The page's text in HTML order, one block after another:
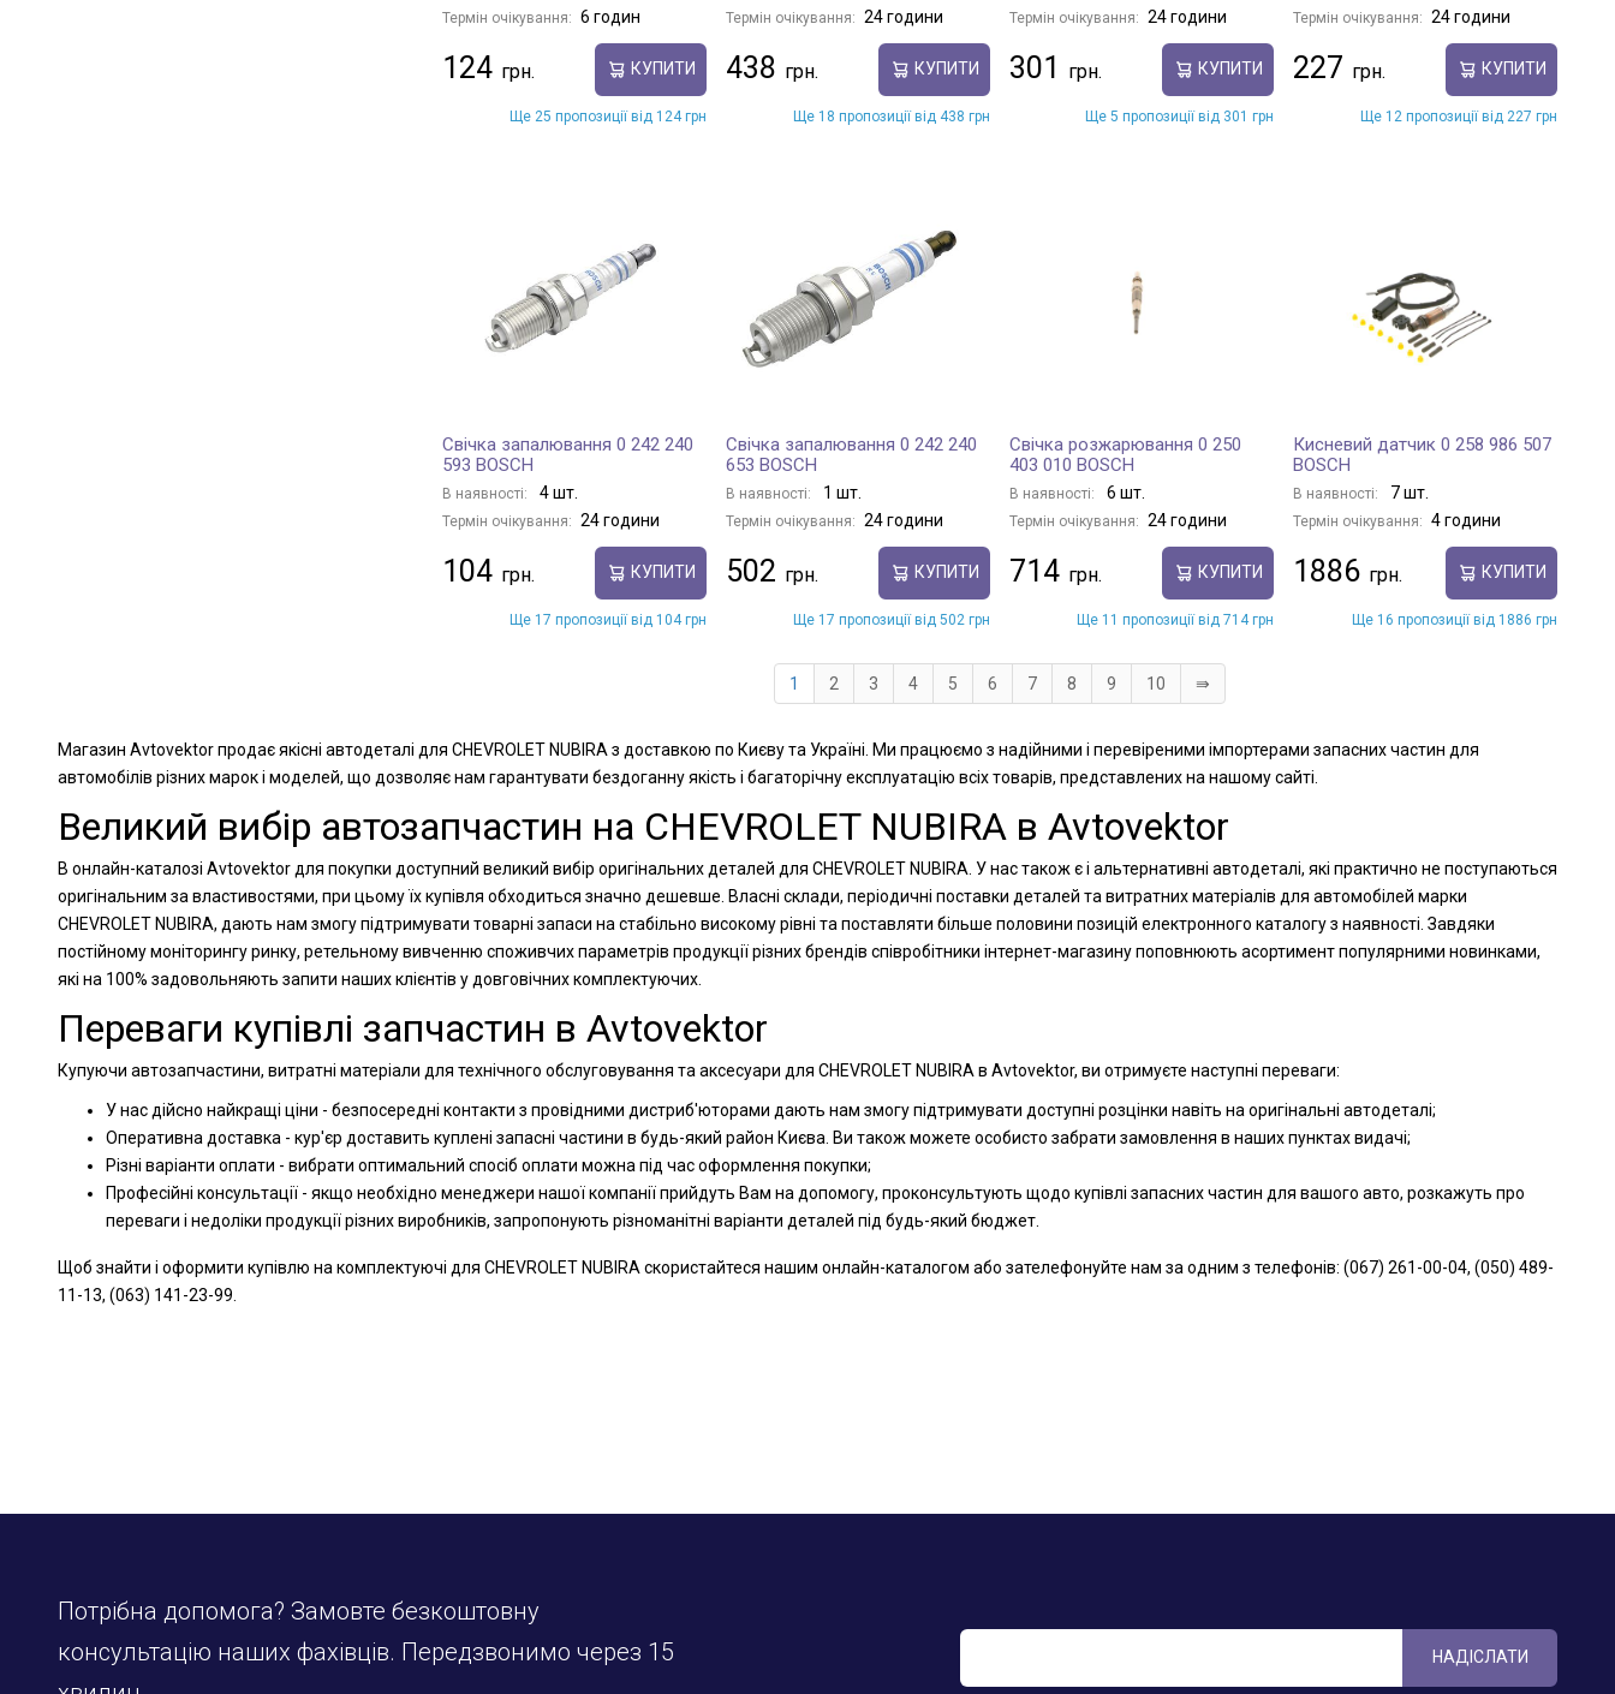
Термін очікування: 6 годин
124 КУПИТИ
Ще 25 пропозиції від 124 грн
Термін очікування: 24 години
438 КУПИТИ
Ще 18 пропозиції від 438 грн
Термін очікування: 24 години
301 КУПИТИ
Ще 5 пропозиції від 301 грн
Термін очікування: 24 години
227 КУПИТИ
Ще 12 пропозиції від 227 грн
Свічка запалювання 0 242 240
593 BOSCH
В наявності: 4 шт.
Термін очікування: 24 години
104 КУПИТИ
Ще 17 пропозиції від 104 грн
Свічка запалювання 0 242 240
653 BOSCH
В наявності: 1 шт.
Термін очікування: 24 години
502 КУПИТИ
Ще 17 пропозиції від 502 грн
Свічка розжарювання 0 250
403 010 BOSCH
В наявності: 6 шт.
Термін очікування: 24 години
714 КУПИТИ
Ще 11 пропозиції від 714 грн
Кисневий датчик 0 258 986 507
BOSCH
В наявності: 7 шт.
Термін очікування: 4 години
1886 КУПИТИ
Ще 16 пропозиції від 1886 грн
1 2 3 4 5 6 7 8 9 10 ⇛
Магазин Avtovektor продає якісні автодеталі для CHEVROLET NUBIRA з доставкою по Києву та Україні. Ми працюємо з надійними і перевіреними імпортерами запасних частин для
автомобілів різних марок і моделей, що дозволяє нам гарантувати бездоганну якість і багаторічну експлуатацію всіх товарів, представлених на нашому сайті.
Великий вибір автозапчастин на CHEVROLET NUBIRA в Avtovektor
В онлайн-каталозі Avtovektor для покупки доступний великий вибір оригінальних деталей для CHEVROLET NUBIRA. У нас також є і альтернативні автодеталі, які практично не поступаються
оригінальним за властивостями, при цьому їх купівля обходиться значно дешевше. Власні склади, періодичні поставки деталей та витратних матеріалів для автомобілей марки
CHEVROLET NUBIRA, дають нам змогу підтримувати товарні запаси на стабільно високому рівні та поставляти більше половини позицій електронного каталогу з наявності. Завдяки
постійному моніторингу ринку, ретельному вивченню споживчих параметрів продукції різних брендів співробітники інтернет-магазину поповнюють асортимент популярними новинками,
які на 100% задовольняють запити наших клієнтів у довговічних комплектуючих.
Переваги купівлі запчастин в Avtovektor
Купуючи автозапчастини, витратні матеріали для технічного обслуговування та аксесуари для CHEVROLET NUBIRA в Avtovektor, ви отримуєте наступні переваги:
У нас дійсно найкращі ціни - безпосередні контакти з провідними дистриб'юторами дають нам змогу підтримувати доступні розцінки навіть на оригінальні автодеталі;
Оперативна доставка - кур'єр доставить куплені запасні частини в будь-який район Києва. Ви також можете особисто забрати замовлення в наших пунктах видачі;
Різні варіанти оплати - вибрати оптимальний спосіб оплати можна під час оформлення покупки;
Професійні консультації - якщо необхідно менеджери нашої компанії прийдуть Вам на допомогу, проконсультують щодо купівлі запасних частин для вашого авто, розкажуть про
переваги і недоліки продукції різних виробників, запропонують різноманітні варіанти деталей під будь-який бюджет.
Щоб знайти і оформити купівлю на комплектуючі для CHEVROLET NUBIRA скористайтеся нашим онлайн-каталогом або зателефонуйте нам за одним з телефонів: (067) 261-00-04, (050) 489-
11-13, (063) 141-23-99.
Потрібна допомога? Замовте безкоштовну
консультацію наших фахівців. Передзвонимо через 15
НАДІСЛАТИ